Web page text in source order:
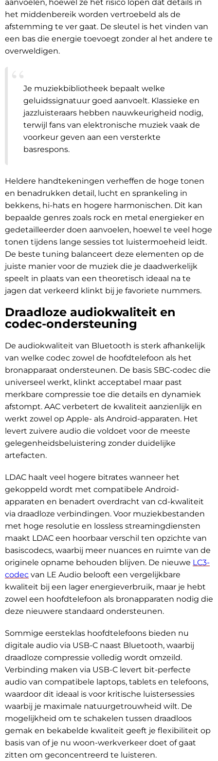
aanvoelen, hoewel ze het risico lopen dat details in
het middenbereik worden vertroebeld als de
afstemming te ver gaat. De sleutel is het vinden van
een bas die energie toevoegt zonder al het andere te
overweldigen.
Je muziekbibliotheek bepaalt welke
geluidssignatuur goed aanvoelt. Klassieke en
jazzluisteraars hebben nauwkeurigheid nodig,
terwijl fans van elektronische muziek vaak de
voorkeur geven aan een versterkte
basrespons.
Heldere handtekeningen verheffen de hoge tonen
en benadrukken detail, lucht en sprankeling in
bekkens, hi-hats en hogere harmonischen. Dit kan
bepaalde genres zoals rock en metal energieker en
gedetailleerder doen aanvoelen, hoewel te veel hoge
tonen tijdens lange sessies tot luistermoeheid leidt.
De beste tuning balanceert deze elementen op de
juiste manier voor de muziek die je daadwerkelijk
speelt in plaats van een theoretisch ideaal na te
jagen dat verkeerd klinkt bij je favoriete nummers.
Draadloze audiokwaliteit en
codec-ondersteuning
De audiokwaliteit van Bluetooth is sterk afhankelijk
van welke codec zowel de hoofdtelefoon als het
bronapparaat ondersteunen. De basis SBC-codec die
universeel werkt, klinkt acceptabel maar past
merkbare compressie toe die details en dynamiek
afstompt. AAC verbetert de kwaliteit aanzienlijk en
werkt zowel op Apple- als Android-apparaten. Het
levert zuivere audio die voldoet voor de meeste
gelegenheidsbeluistering zonder duidelijke
artefacten.
LDAC haalt veel hogere bitrates wanneer het
gekoppeld wordt met compatibele Android-
apparaten en benadert overdracht van cd-kwaliteit
via draadloze verbindingen. Voor muziekbestanden
met hoge resolutie en lossless streamingdiensten
maakt LDAC een hoorbaar verschil ten opzichte van
basiscodecs, waarbij meer nuances en ruimte van de
originele opname behouden blijven. De nieuwe LC3-
codec van LE Audio belooft een vergelijkbare
kwaliteit bij een lager energieverbruik, maar je hebt
zowel een hoofdtelefoon als bronapparaten nodig die
deze nieuwere standaard ondersteunen.
Sommige eersteklas hoofdtelefoons bieden nu
digitale audio via USB-C naast Bluetooth, waarbij
draadloze compressie volledig wordt omzeild.
Verbinding maken via USB-C levert bit-perfecte
audio van compatibele laptops, tablets en telefoons,
waardoor dit ideaal is voor kritische luistersessies
waarbij je maximale natuurgetrouwheid wilt. De
mogelijkheid om te schakelen tussen draadloos
gemak en bekabelde kwaliteit geeft je flexibiliteit op
basis van of je nu woon-werkverkeer doet of gaat
zitten om geconcentreerd te luisteren.